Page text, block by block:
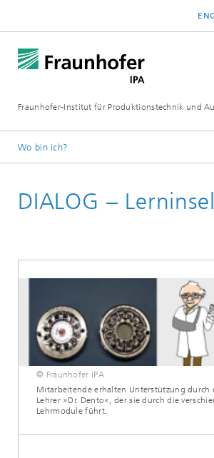
Fraunhofer-Institut für Produktionstechnik und
Wo bin ich?
Referenzprojekte
DIALOG – Lerninsel
© Fraunhofer IPA
Mitarbeitende erhalten Unterstützung durch
Lehrer »Dr. Dento«, der sie durch die
Lehrmodule führt.